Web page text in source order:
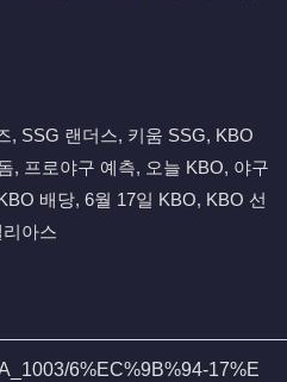
, SSG 랜더스, 키움 SSG, KBO
, 프로야구 예측, 오늘 KBO, 야구
배당, 6월 17일 KBO, KBO 선
아스
6%EC%9B%94-17%E